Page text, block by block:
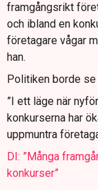
framgångsrikt
och ibland en
företagare vågar
han.
Politiken borde
”I ett läge när
konkurserna har
uppmuntra
DI: ”Många
konkurser”